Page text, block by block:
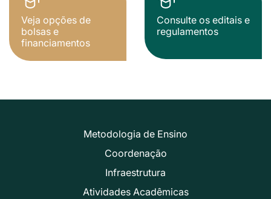
Veja opções de
bolsas e
financiamentos
Consulte os editais e
regulamentos
Metodologia de Ensino
Coordenação
Infraestrutura
Atividades Acadêmicas